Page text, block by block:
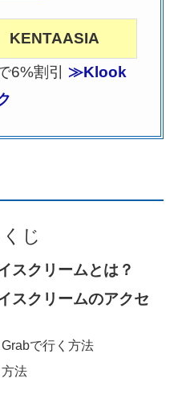
KENTAASIA
6%割引 ≫Klook
じ
スクリームとは？
スクリームのアクセ
で行く方法
法